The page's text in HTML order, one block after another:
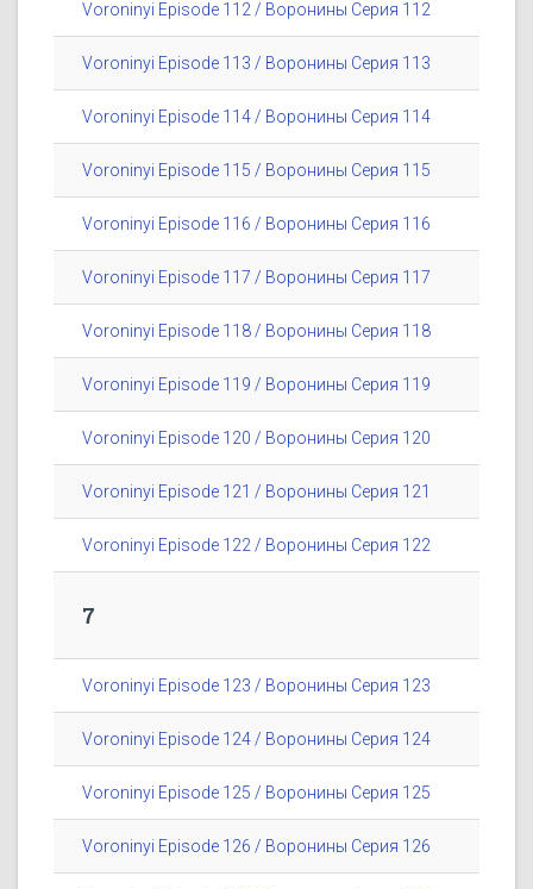
Voroninyi Episode 112 / Воронины Серия 112
Voroninyi Episode 113 / Воронины Серия 113
Voroninyi Episode 114 / Воронины Серия 114
Voroninyi Episode 115 / Воронины Серия 115
Voroninyi Episode 116 / Воронины Серия 116
Voroninyi Episode 117 / Воронины Серия 117
Voroninyi Episode 118 / Воронины Серия 118
Voroninyi Episode 119 / Воронины Серия 119
Voroninyi Episode 120 / Воронины Серия 120
Voroninyi Episode 121 / Воронины Серия 121
Voroninyi Episode 122 / Воронины Серия 122
7
Voroninyi Episode 123 / Воронины Серия 123
Voroninyi Episode 124 / Воронины Серия 124
Voroninyi Episode 125 / Воронины Серия 125
Voroninyi Episode 126 / Воронины Серия 126